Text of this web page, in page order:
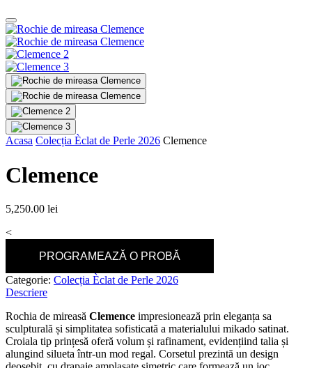
Acasa Colecția Èclat de Perle 2026 Clemence
Clemence
5,250.00 lei
<
PROGRAMEAZĂ O PROBĂ
Categorie: Colecția Èclat de Perle 2026
Descriere
Rochia de mireasă Clemence impresionează prin eleganța sa
sculpturală și simplitatea sofisticată a materialului mikado satinat.
Croiala tip prințesă oferă volum și rafinament, evidențiind talia și
alungind silueta într-un mod regal. Corsetul prezintă un design